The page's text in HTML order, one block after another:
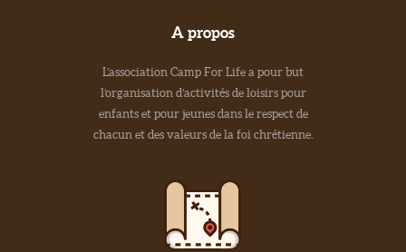
A propos
L’association Camp For Life a pour but
l’organisation d’activités de loisirs pour
enfants et pour jeunes dans le respect de
chacun et des valeurs de la foi chrétienne.